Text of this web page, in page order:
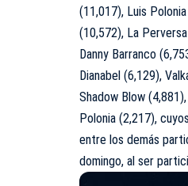
(11,017), Luis
(10,572), La
Danny Barranco
Dianabel (6,129),
Shadow Blow
Polonia (2,217),
entre los demás
domingo, al ser